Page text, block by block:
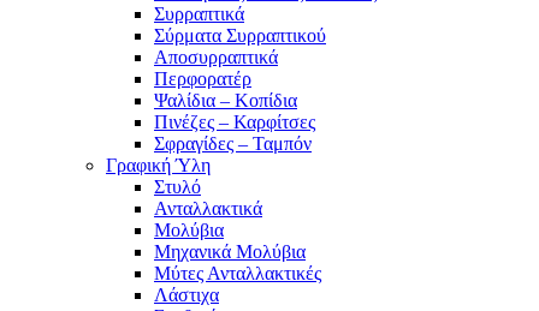
Συρραπτικά
Σύρματα Συρραπτικού
Αποσυρραπτικά
Περφορατέρ
Ψαλίδια – Κοπίδια
Πινέζες – Καρφίτσες
Σφραγίδες – Ταμπόν
Γραφική Ύλη
Στυλό
Ανταλλακτικά
Μολύβια
Μηχανικά Μολύβια
Μύτες Ανταλλακτικές
Λάστιχα